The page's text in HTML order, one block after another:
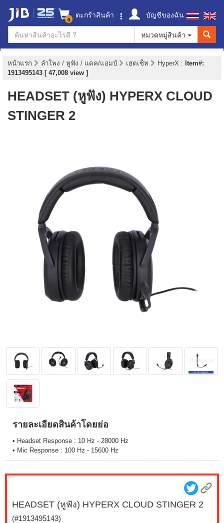
0 ตะกร้าสินค้า
บัญชีของฉัน
หมวดหมู่สินค้า
หน้าแรก ลำโพง / หูฟัง / แดค/แอมป์ เฮดเซ็ท HyperX : Item#:
1913495143 [ 47,008 view ]
HEADSET (หูฟัง) HYPERX CLOUD
STINGER 2
รายละเอียดสินค้าโดยย่อ
• Headset Response : 10 Hz - 28000 Hz
• Mic Response : 100 Hz - 15600 Hz
HEADSET (หูฟัง) HYPERX CLOUD STINGER 2
(#1913495143)